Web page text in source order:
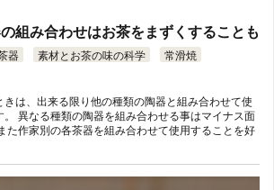
組み合わせはお茶をまずくすることも
器 素材とお茶の味の科学
常滑焼
は、出来る限り他の種類の陶器と組み合わせて使
。 異なる種類の陶器を組み合わせる事はマイナス面
た作家別の各茶器を組み合わせて使用することを好